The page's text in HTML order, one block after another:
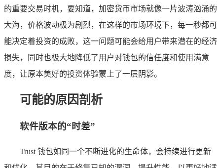
的重要交易时机，要知道，加密货币市场就像一片波涛汹涌的
大海，价格波动极为剧烈，在这样的市场环境下，每一秒都可
能决定着投资的成败，这一问题可能会给用户带来潜在的经济
损失，同时也极大地降低了用户对钱包的信任度和使用满意
度，让原本美好的投资体验蒙上了一层阴影。
可能的原因剖析
软件版本的“时差”
Trust 钱包如同一个不断进化的生命体，会持续进行更新